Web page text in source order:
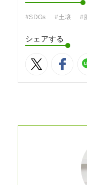
#SDGs #土壌 #
シェアする